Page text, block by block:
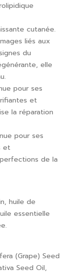
cutanée.
liés aux
du
elle
pour ses
et
la réparation
pour ses
et
de la
huile de
essentielle
(Grape) Seed
Seed Oil,